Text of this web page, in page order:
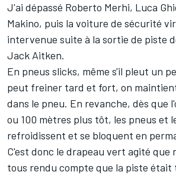
J'ai dépassé Roberto Merhi, Luca
Makino, puis la voiture de sécurité
intervenue suite à la sortie de piste
Jack Aitken.
En pneus slicks, même s'il pleut un
peut freiner tard et fort, on
dans le pneu. En revanche, dès que
ou 100 mètres plus tôt, les pneus et
refroidissent et se bloquent en
C'est donc le drapeau vert agité que
tous rendu compte que la piste